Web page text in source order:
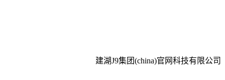
建湖J9集团(china)官网科技有限公司